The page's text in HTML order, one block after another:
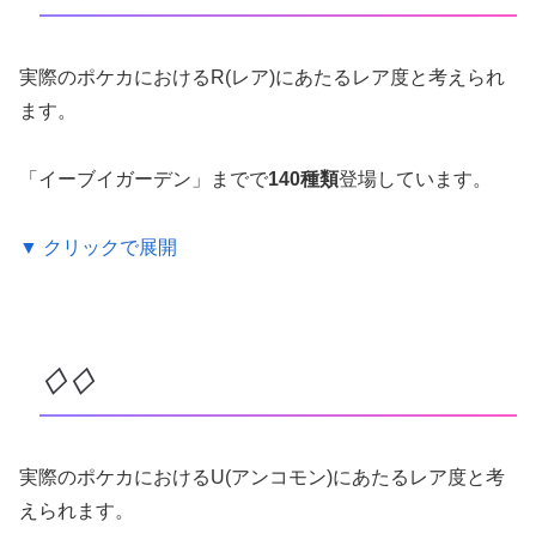
実際のポケカにおけるR(レア)にあたるレア度と考えられ
ます。
「イーブイガーデン」までで140種類登場しています。
▼ クリックで展開
♢♢
実際のポケカにおけるU(アンコモン)にあたるレア度と考
えられます。